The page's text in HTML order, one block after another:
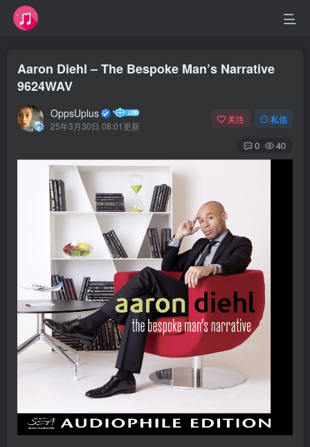
Aaron Diehl – The Bespoke Man’s Narrative
9624WAV
OppsUplus
25年3月30日 08:01更新
关注 私信
0 40